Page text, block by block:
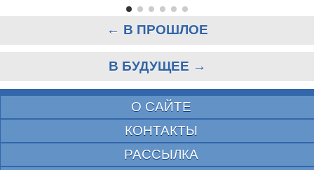
← В ПРОШЛОЕ
В БУДУЩЕЕ →
О САЙТЕ
КОНТАКТЫ
РАССЫЛКА